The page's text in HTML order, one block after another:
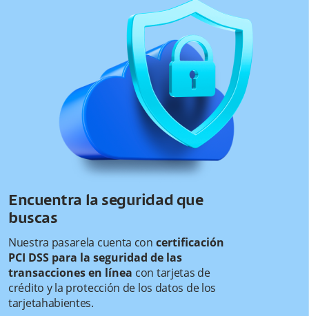
Encuentra la seguridad que
buscas
Nuestra pasarela cuenta con certificación
PCI DSS para la seguridad de las
transacciones en línea con tarjetas de
crédito y la protección de los datos de los
tarjetahabientes.